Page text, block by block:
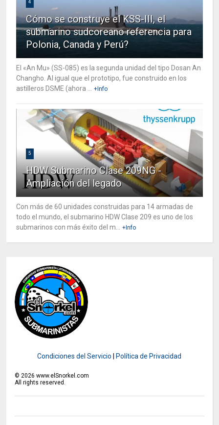
4
Cómo se construye el KSS-III, el
submarino sudcoreano referencia para
Polonia, Canada y Perú?
El «An Mu» (SS-085) es la segunda unidad del tipo Dosan An
Changho. Al igual que el prototipo, fue construido en los
astilleros DSME (ahora ...
+Info
5
HDW Submarino Clase 209NG -
Ampliación del legado
Con más de 60 unidades construidas para 14 armadas de
todo el mundo, el submarino HDW Clase 209 es uno de los
submarinos con más éxito del m...
+Info
Condiciones del Servicio |Política de Privacidad
© 2026 www.elSnorkel.com
All rights reserved.